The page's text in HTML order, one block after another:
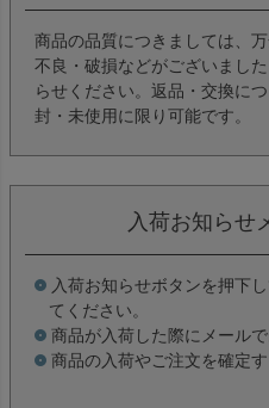
商品の品質につきましては、
不良・破損などがございまし
らせください。返品・交換に
封・未使用に限り可能です。
入荷お知らせ
入荷お知らせボタンを押下
てください。
商品が入荷した際にメール
商品の入荷やご注文を確定